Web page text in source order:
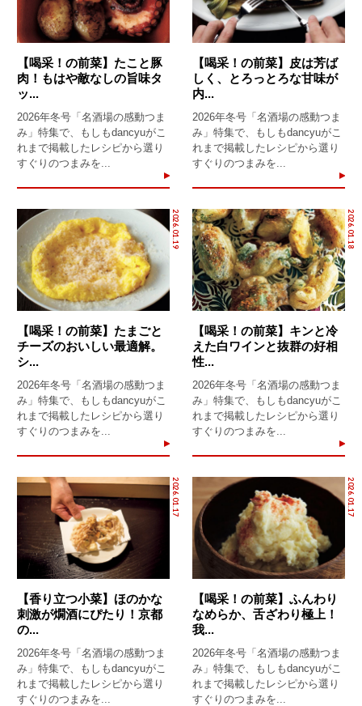
【喝采！の前菜】たこと豚
肉！もはや敵なしの旨味タ
ッ...
2026年冬号「名酒場の感動つま
み」特集で、もしもdancyuがこ
れまで掲載したレシピから選り
すぐりのつまみを...
【喝采！の前菜】皮は芳ば
しく、とろっとろな甘味が
内...
2026年冬号「名酒場の感動つま
み」特集で、もしもdancyuがこ
れまで掲載したレシピから選り
すぐりのつまみを...
2026.01.19
【喝采！の前菜】たまごと
チーズのおいしい最適解。
シ...
2026年冬号「名酒場の感動つま
み」特集で、もしもdancyuがこ
れまで掲載したレシピから選り
すぐりのつまみを...
2026.01.18
【喝采！の前菜】キンと冷
えた白ワインと抜群の好相
性...
2026年冬号「名酒場の感動つま
み」特集で、もしもdancyuがこ
れまで掲載したレシピから選り
すぐりのつまみを...
2026.01.17
【香り立つ小菜】ほのかな
刺激が燗酒にぴたり！京都
の...
2026年冬号「名酒場の感動つま
み」特集で、もしもdancyuがこ
れまで掲載したレシピから選り
すぐりのつまみを...
2026.01.17
【喝采！の前菜】ふんわり
なめらか、舌ざわり極上！
我...
2026年冬号「名酒場の感動つま
み」特集で、もしもdancyuがこ
れまで掲載したレシピから選り
すぐりのつまみを...